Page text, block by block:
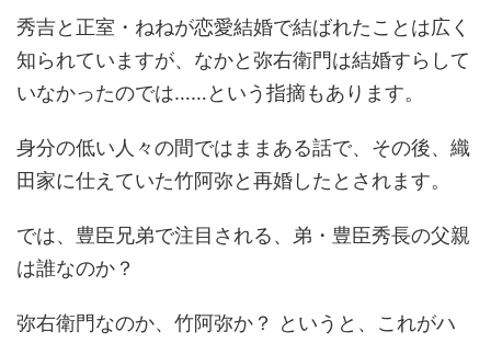
秀吉と正室・ねねが恋愛結婚で結ばれたことは広く
知られていますが、なかと弥右衛門は結婚すらして
いなかったのでは……という指摘もあります。
身分の低い人々の間ではままある話で、その後、織
田家に仕えていた竹阿弥と再婚したとされます。
では、豊臣兄弟で注目される、弟・豊臣秀長の父親
は誰なのか？
弥右衛門なのか、竹阿弥か？ というと、これがハ